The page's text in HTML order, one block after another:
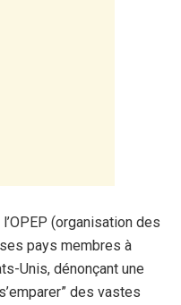
(organisation des
pays membres à
Unis, dénonçant une
des vastes